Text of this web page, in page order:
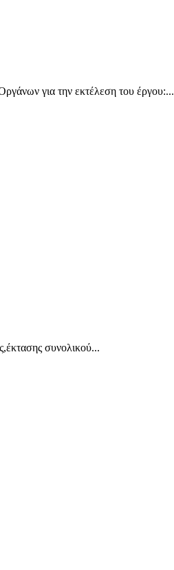
για την εκτέλεση του έργου:...
συνολικού...